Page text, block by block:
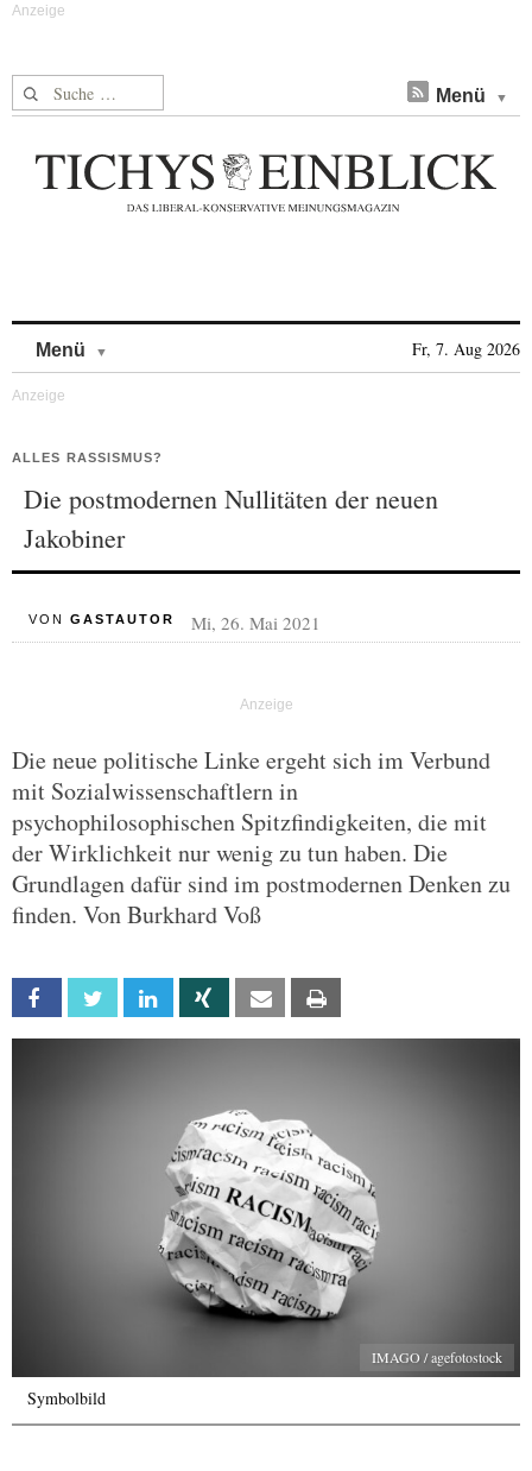
Suche nach: Menü
Menü Fr, 7. Aug 2026
ALLES RASSISMUS?
Die postmodernen Nullitäten der neuen
Jakobiner
VON GASTAUTOR Mi, 26. Mai 2021
Die neue politische Linke ergeht sich im Verbund
mit Sozialwissenschaftlern in
psychophilosophischen Spitzfindigkeiten, die mit
der Wirklichkeit nur wenig zu tun haben. Die
Grundlagen dafür sind im postmodernen Denken zu
finden. Von Burkhard Voß
Facebook Twitter Linkedin Xing Email
IMAGO / agefotostock
Symbolbild